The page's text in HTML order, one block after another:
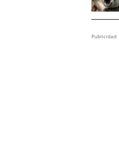
Publicidad